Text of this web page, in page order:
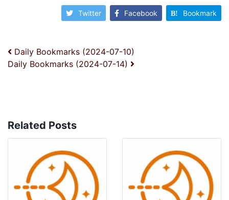
Twitter Facebook Bookmark
投稿ナビゲーション
Daily Bookmarks (2024-07-10)
Daily Bookmarks (2024-07-14)
Related Posts